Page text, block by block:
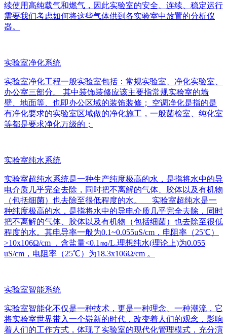
续使用高纯载气和燃气，因此实验室的安全、连续、稳定运行
需要我们考虑如何将这些气体供到各实验室中放置的分析仪
器。
实验室净化系统
实验室净化工程一般实验室包括：常规实验室、净化实验室、
办公室三部分。 其中装饰装修应该主要指常规实验室的墙
壁、地面等、也即办公区域的装饰装修； 空调净化是指的是
有净化要求的实验室区域做的净化施工，一般菌检室、纯化室
等都是要求净化万级的；
实验室纯水系统
实验室超纯水系统是一种生产纯度极高的水，是指将水中的导
电介质几乎完全去除，同时把不离解的气体、胶体以及有机物
（包括细菌）也去除至很低程度的水。 实验室超纯水是一
种纯度极高的水，是指将水中的导电介质几乎完全去除，同时
把不离解的气体、胶体以及有机物（包括细菌）也去除至很低
程度的水。其电导率一般为0.1~0.055uS/cm，电阻率（25℃）
>10x106Ω/cm ，含盐量<0.1㎎/L.理想纯水(理论上)为0.055
uS/cm，电阻率（25℃）为18.3x106Ω/cm 。
实验室智能系统
实验室智能化不仅是一种技术，更是一种理念、一种潮流，它
将实验室世界带入一个崭新的时代，改变着人们的观念，影响
着人们的工作方式，体现了实验室的现代化管理模式，充分演